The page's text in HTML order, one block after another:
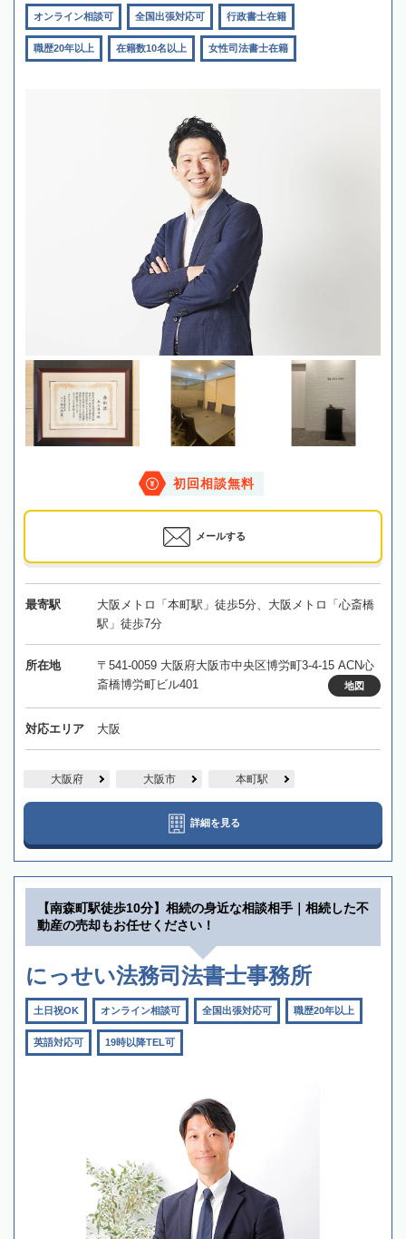
オンライン相談可 全国出張対応可 行政書士在籍
職歴20年以上 在籍数10名以上 女性司法書士在籍
初回相談無料
メールする
最寄駅
大阪メトロ「本町駅」徒歩5分、大阪メトロ「心斎橋
駅」徒歩7分
所在地
〒541-0059 大阪府大阪市中央区博労町3-4-15 ACN心
斎橋博労町ビル401
地図
対応エリア 大阪
大阪府 大阪市 本町駅
詳細を見る
【南森町駅徒歩10分】相続の身近な相談相手｜相続した不
動産の売却もお任せください！
にっせい法務司法書士事務所
土日祝OK オンライン相談可 全国出張対応可 職歴20年以上
英語対応可 19時以降TEL可